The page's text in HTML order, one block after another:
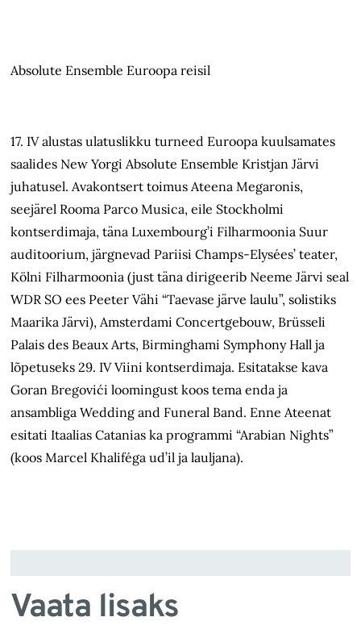
Absolute Ensemble Euroopa reisil
17. IV alustas ulatuslikku turneed Euroopa kuulsamates
saalides New Yorgi Absolute Ensemble Kristjan Järvi
juhatusel. Avakontsert toimus Ateena Megaronis,
seejärel Rooma Parco Musica, eile Stockholmi
kontserdimaja, täna Luxembourg’i Filharmoonia Suur
auditoorium, järgnevad Pariisi Champs-Elysées’ teater,
Kölni Filharmoonia (just täna dirigeerib Neeme Järvi seal
WDR SO ees Peeter Vähi “Taevase järve laulu”, solistiks
Maarika Järvi), Amsterdami Concertgebouw, Brüsseli
Palais des Beaux Arts, Birminghami Symphony Hall ja
lõpetuseks 29. IV Viini kontserdimaja. Esitatakse kava
Goran Bregovići loomingust koos tema enda ja
ansambliga Wedding and Funeral Band. Enne Ateenat
esitati Itaalias Catanias ka programmi “Arabian Nights”
(koos Marcel Khaliféga ud’il ja lauljana).
Vaata lisaks